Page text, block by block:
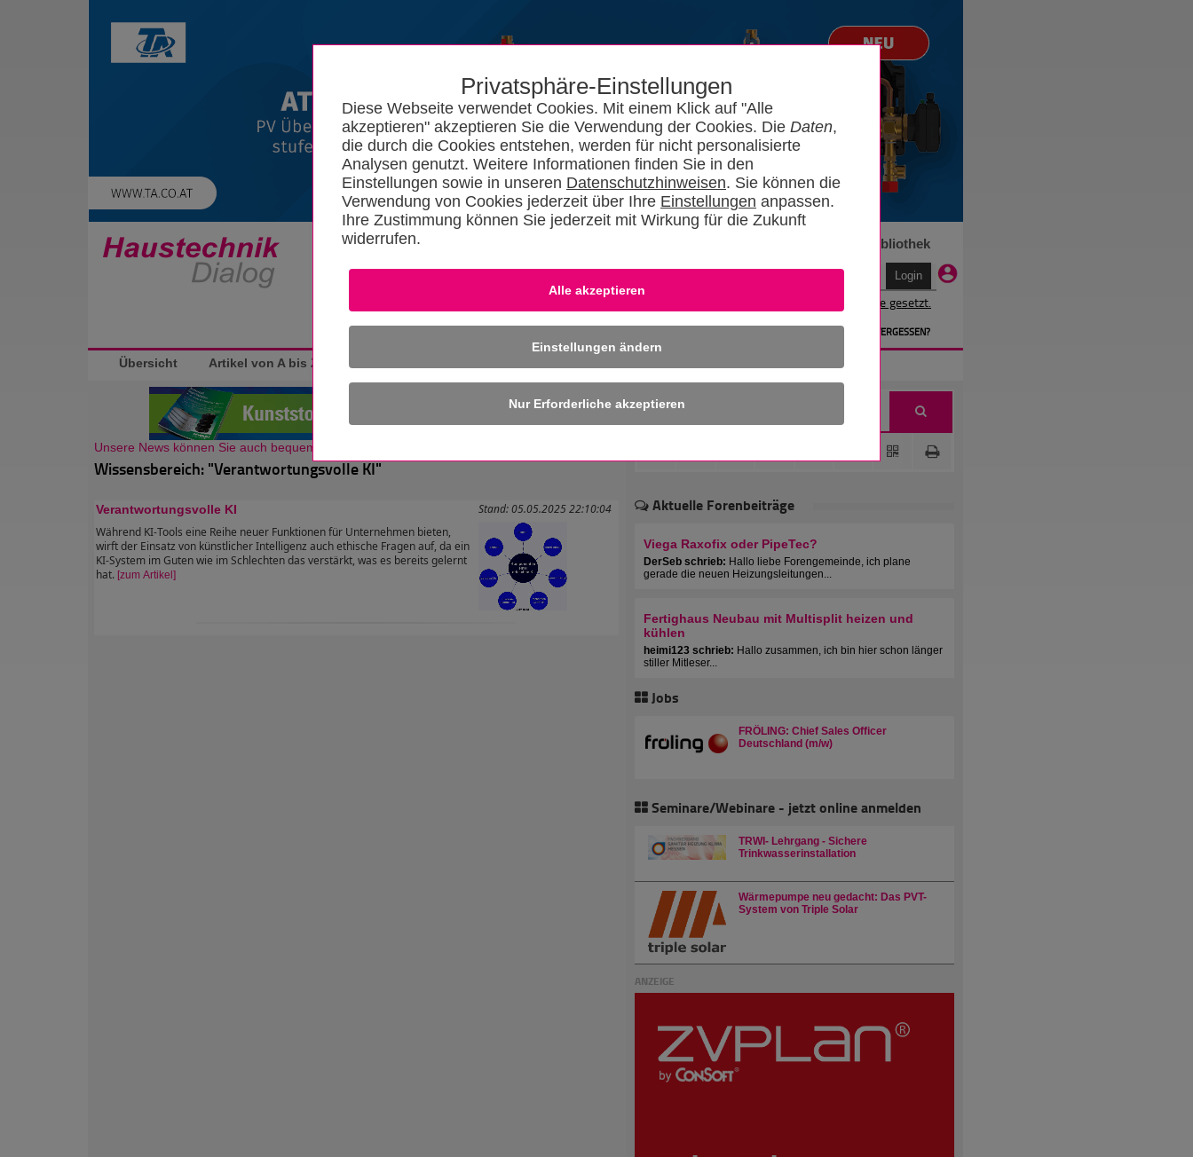
Privatsphäre-Einstellungen
Diese Webseite verwendet Cookies. Mit einem Klick auf "Alle
akzeptieren" akzeptieren Sie die Verwendung der Cookies. Die Daten,
die durch die Cookies entstehen, werden für nicht personalisierte
Analysen genutzt. Weitere Informationen finden Sie in den
Einstellungen sowie in unseren Datenschutzhinweisen. Sie können die
Verwendung von Cookies jederzeit über Ihre Einstellungen anpassen.
Ihre Zustimmung können Sie jederzeit mit Wirkung für die Zukunft
widerrufen.
Einstellungen ändern
Startseite News Bibliothek
Dafür wird ein Cookie gesetzt.
» PASSWORT VERGESSEN?
Übersicht Artikel von A bis Z
Unsere News können Sie auch bequem als Newsletter erhalten!
Wissensbereich: "Verantwortungsvolle KI"
Stand: 05.05.2025 22:10:04
Verantwortungsvolle KI
Während KI-Tools eine Reihe neuer Funktionen für Unternehmen bieten,
wirft der Einsatz von künstlicher Intelligenz auch ethische Fragen auf, da ein
KI-System im Guten wie im Schlechten das verstärkt, was es bereits gelernt
hat. [zum Artikel]
Aktuelle Forenbeiträge
Viega Raxofix oder PipeTec?
DerSeb schrieb: Hallo liebe Forengemeinde, ich plane
gerade die neuen Heizungsleitungen...
Fertighaus Neubau mit Multisplit heizen und
kühlen
heimi123 schrieb: Hallo zusammen, ich bin hier schon länger
stiller Mitleser...
Jobs
FRÖLING: Chief Sales Officer
Deutschland (m/w)
Seminare/Webinare - jetzt online anmelden
TRWI- Lehrgang - Sichere
Trinkwasserinstallation
Wärmepumpe neu gedacht: Das PVT-
System von Triple Solar
ANZEIGE